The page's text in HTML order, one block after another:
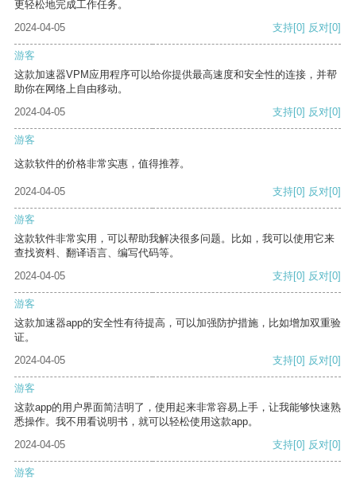
更轻松地完成工作任务。
2024-04-05
支持[0] 反对[0]
游客
这款加速器VPM应用程序可以给你提供最高速度和安全性的连接，并帮
助你在网络上自由移动。
2024-04-05
支持[0] 反对[0]
游客
这款软件的价格非常实惠，值得推荐。
2024-04-05 支持[0] 反对[0]
游客
这款软件非常实用，可以帮助我解决很多问题。比如，我可以使用它来
查找资料、翻译语言、编写代码等。
2024-04-05
支持[0] 反对[0]
游客
这款加速器app的安全性有待提高，可以加强防护措施，比如增加双重验
证。
2024-04-05
支持[0] 反对[0]
游客
这款app的用户界面简洁明了，使用起来非常容易上手，让我能够快速熟
悉操作。我不用看说明书，就可以轻松使用这款app。
2024-04-05
支持[0] 反对[0]
游客